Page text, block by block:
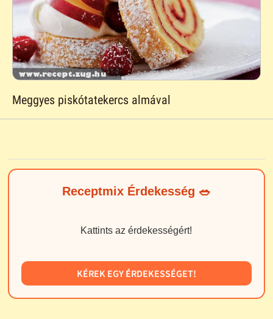
Meggyes piskótatekercs almával
Receptmix Érdekesség 🥗
Kattints az érdekességért!
KÉREK EGY ÉRDEKESSÉGET!